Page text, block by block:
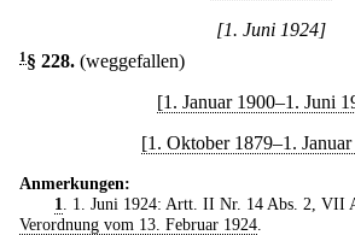
[1. Juni 1924]
1 § 228. (weggefallen)
[1. Januar 1900–1. Juni
[1. Oktober 1879–1.
Anmerkungen:
1
. 1. Juni 1924: Artt. II Nr. 14 Abs. 2, VII
Verordnung vom 13. Februar 1924